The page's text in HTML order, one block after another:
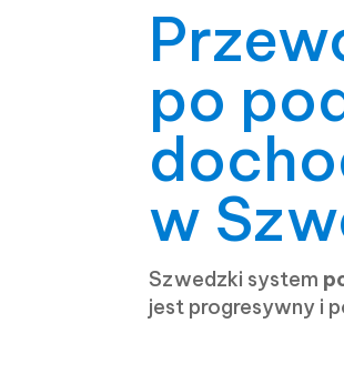
po
w
Szwedzki system
jest progresywny i